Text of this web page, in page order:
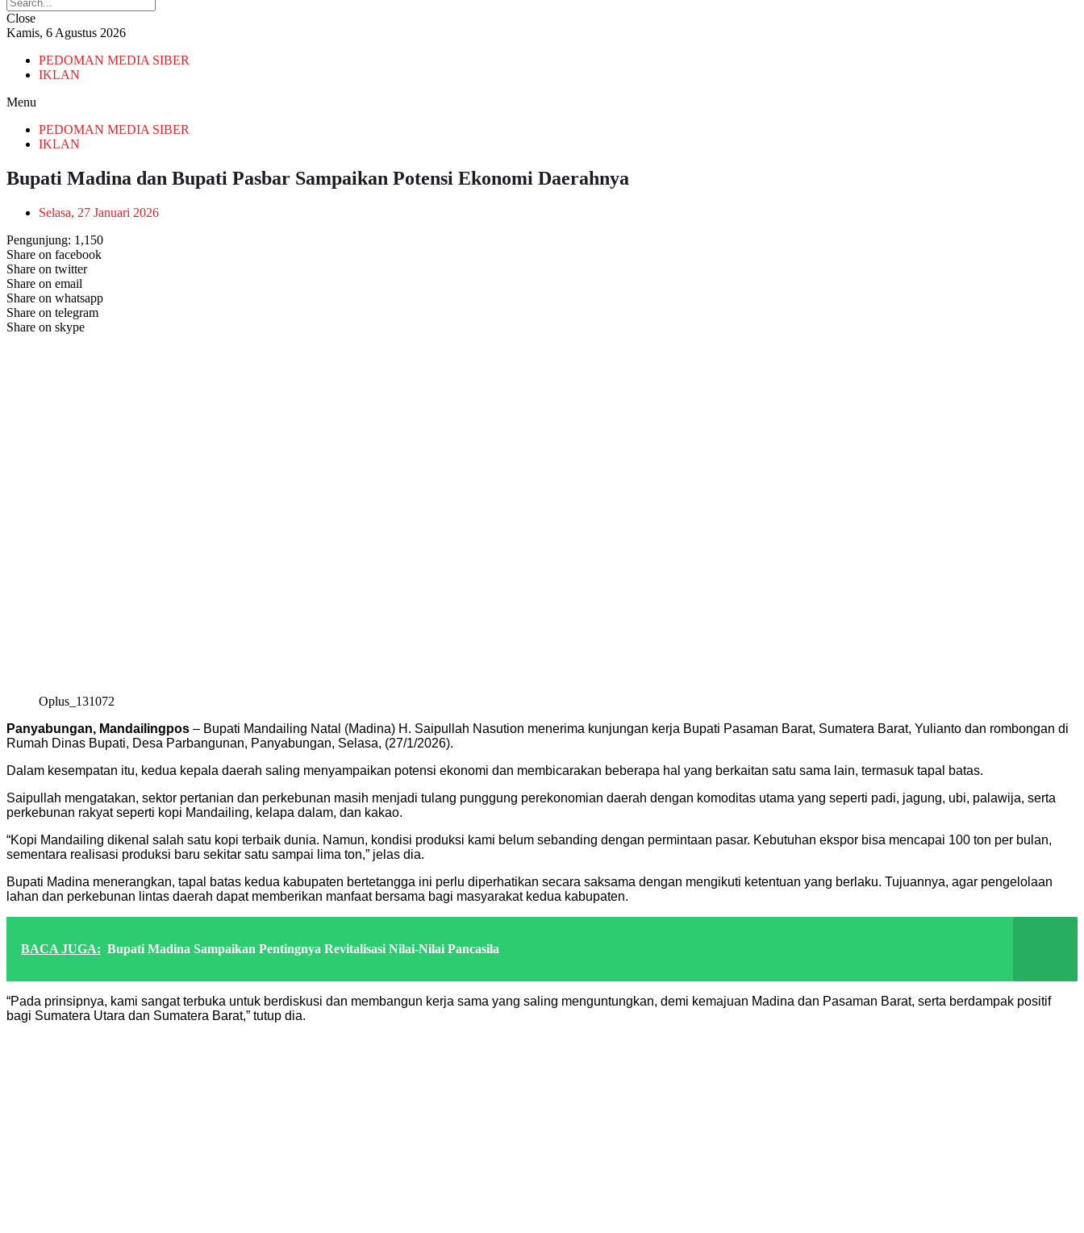
Close
Kamis, 6 Agustus 2026
PEDOMAN MEDIA SIBER
IKLAN
Menu
PEDOMAN MEDIA SIBER
IKLAN
Bupati Madina dan Bupati Pasbar Sampaikan Potensi Ekonomi Daerahnya
Selasa, 27 Januari 2026
Pengunjung: 1,150
Share on facebook
Share on twitter
Share on email
Share on whatsapp
Share on telegram
Share on skype
Oplus_131072
Panyabungan, Mandailingpos – Bupati Mandailing Natal (Madina) H. Saipullah Nasution menerima kunjungan kerja Bupati Pasaman Barat, Sumatera Barat, Yulianto dan rombongan di
Rumah Dinas Bupati, Desa Parbangunan, Panyabungan, Selasa, (27/1/2026).
Dalam kesempatan itu, kedua kepala daerah saling menyampaikan potensi ekonomi dan membicarakan beberapa hal yang berkaitan satu sama lain, termasuk tapal batas.
Saipullah mengatakan, sektor pertanian dan perkebunan masih menjadi tulang punggung perekonomian daerah dengan komoditas utama yang seperti padi, jagung, ubi, palawija, serta
perkebunan rakyat seperti kopi Mandailing, kelapa dalam, dan kakao.
“Kopi Mandailing dikenal salah satu kopi terbaik dunia. Namun, kondisi produksi kami belum sebanding dengan permintaan pasar. Kebutuhan ekspor bisa mencapai 100 ton per bulan,
sementara realisasi produksi baru sekitar satu sampai lima ton,” jelas dia.
Bupati Madina menerangkan, tapal batas kedua kabupaten bertetangga ini perlu diperhatikan secara saksama dengan mengikuti ketentuan yang berlaku. Tujuannya, agar pengelolaan
lahan dan perkebunan lintas daerah dapat memberikan manfaat bersama bagi masyarakat kedua kabupaten.
BACA JUGA: Bupati Madina Sampaikan Pentingnya Revitalisasi Nilai-Nilai Pancasila
“Pada prinsipnya, kami sangat terbuka untuk berdiskusi dan membangun kerja sama yang saling menguntungkan, demi kemajuan Madina dan Pasaman Barat, serta berdampak positif
bagi Sumatera Utara dan Sumatera Barat,” tutup dia.